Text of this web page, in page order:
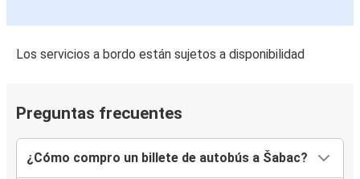
Los servicios a bordo están sujetos a disponibilidad
Preguntas frecuentes
¿Cómo compro un billete de autobús a Šabac?